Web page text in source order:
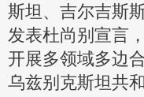
斯坦、吉尔吉斯
发表杜尚别宣言
开展多领域多边
乌兹别克斯坦共